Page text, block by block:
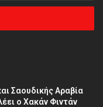
Σαουδικής Αραβία
ο Χακάν Φιντάν